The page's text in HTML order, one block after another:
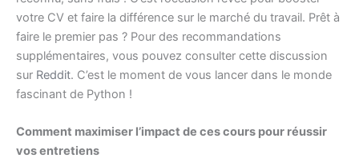
votre CV et faire la différence sur le marché du travail. Prêt à
faire le premier pas ? Pour des recommandations
supplémentaires, vous pouvez consulter cette discussion
sur Reddit. C’est le moment de vous lancer dans le monde
fascinant de Python !
Comment maximiser l’impact de ces cours pour réussir
vos entretiens